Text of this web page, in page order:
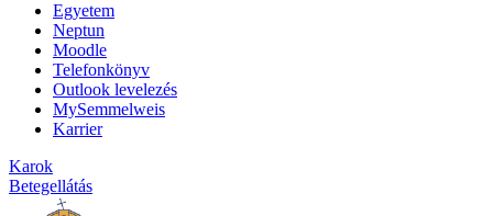
Egyetem
Neptun
Moodle
Telefonkönyv
Outlook levelezés
MySemmelweis
Karrier
Karok
Betegellátás